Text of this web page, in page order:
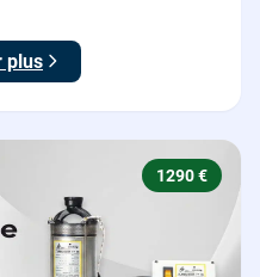
plus
1290 €